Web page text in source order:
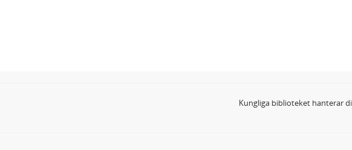
Kungliga biblioteket hanterar